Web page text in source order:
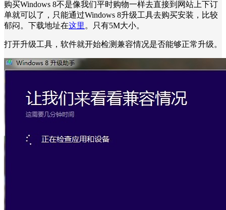
购买Windows 8不是像我们平时购物一样去直接到网站上下订
单就可以了，只能通过Windows 8升级工具去购买安装，比较
郁闷。下载地址在这里 。只有5M大小。
打开升级工具，软件就开始检测兼容情况是否能够正常升级。